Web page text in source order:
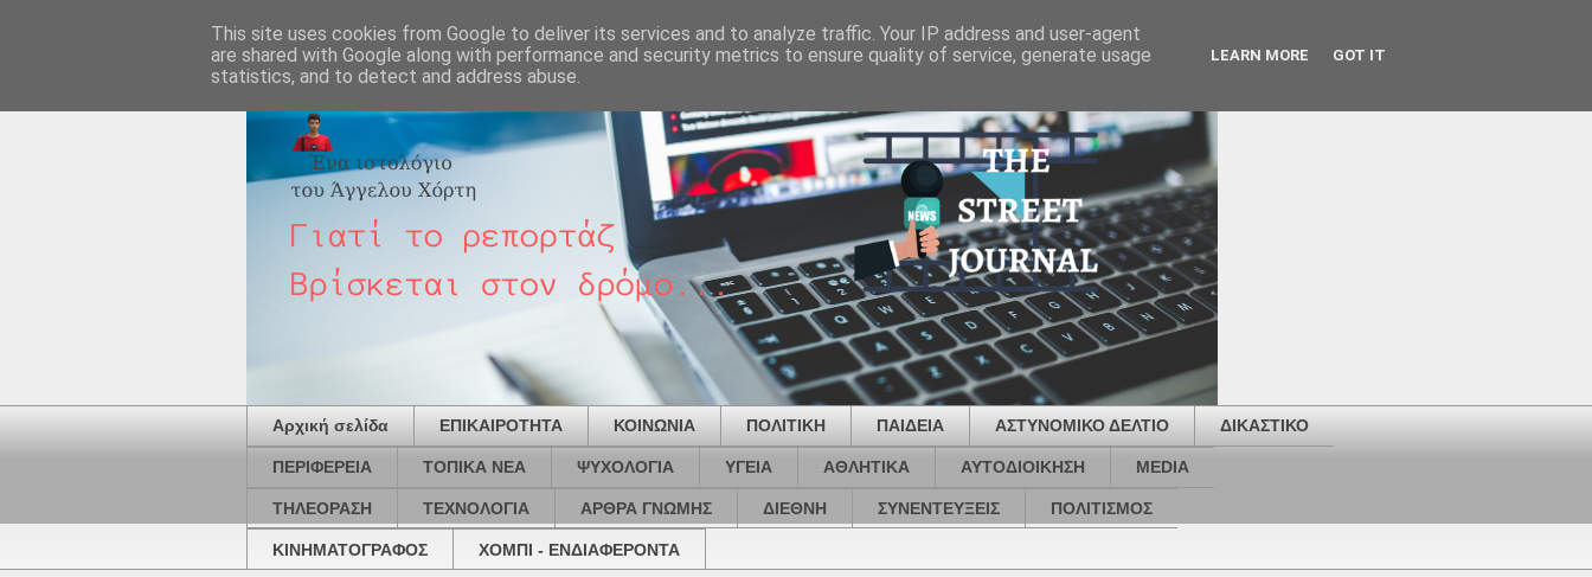
Αρχική σελίδα ΕΠΙΚΑΙΡΟΤΗΤΑ ΚΟΙΝΩΝΙΑ ΠΟΛΙΤΙΚΗ ΠΑΙΔΕΙΑ ΑΣΤΥΝΟΜΙΚΟ ΔΕΛΤΙΟ ΔΙΚΑΣΤΙΚΟ
ΠΕΡΙΦΕΡΕΙΑ ΤΟΠΙΚΑ ΝΕΑ ΨΥΧΟΛΟΓΙΑ ΥΓΕΙΑ ΑΘΛΗΤΙΚΑ ΑΥΤΟΔΙΟΙΚΗΣΗ MEDIA
ΤΗΛΕΟΡΑΣΗ ΤΕΧΝΟΛΟΓΙΑ ΑΡΘΡΑ ΓΝΩΜΗΣ ΔΙΕΘΝΗ ΣΥΝΕΝΤΕΥΞΕΙΣ ΠΟΛΙΤΙΣΜΟΣ
ΚΙΝΗΜΑΤΟΓΡΑΦΟΣ ΧΟΜΠΙ - ΕΝΔΙΑΦΕΡΟΝΤΑ
This site uses cookies from Google to deliver its services and to analyze traffic. Your IP address and user-agent
are shared with Google along with performance and security metrics to ensure quality of service, generate usage
statistics, and to detect and address abuse.
LEARN MORE GOT IT